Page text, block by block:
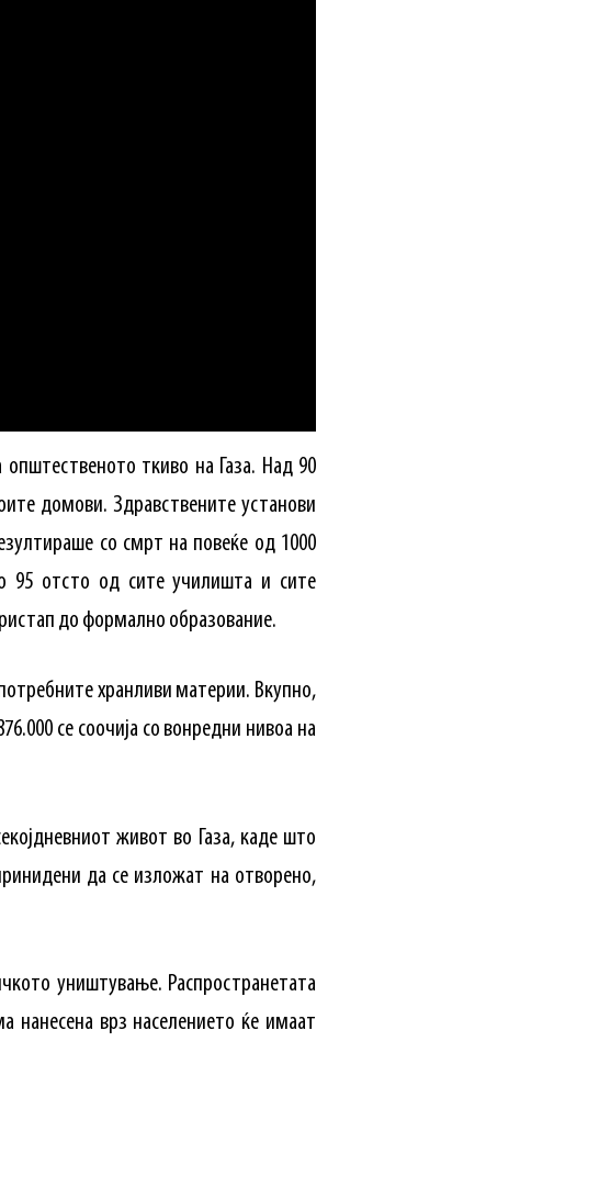
општественото ткиво на Газа. Над 90
домови. Здравствените установи
со смрт на повеќе од 1000
95 отсто од сите училишта и сите
до формално образование.
хранливи материи. Вкупно,
се соочија со вонредни нивоа на
живот во Газа, каде што
да се изложат на отворено,
уништување. Распространетата
нанесена врз населението ќе имаат